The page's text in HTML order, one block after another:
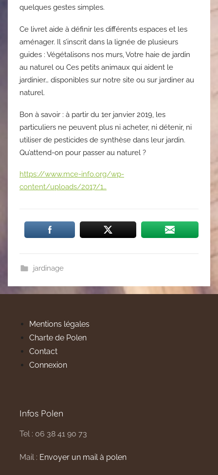
quelques gestes simples.
Ce livret aide à définir les différents espaces et les
aménager. Il s’inscrit dans la lignée de plusieurs
guides : Végétalisons nos murs, Votre haie de jardin
au naturel ou Ces petits animaux qui aident le
jardinier… disponibles sur notre site ou sur jardiner au
naturel.
Bon à savoir : à partir du 1er janvier 2019, les
particuliers ne peuvent plus ni acheter, ni détenir, ni
utiliser de pesticides de synthèse dans leur jardin.
Qu’attend-on pour passer au naturel ?
https://www.mce-info.org/wp-
content/uploads/2017/1…
jardinage
Mentions légales
Charte de Polen
Contact
Connexion
Infos Polen
Tel : 06 38 41 90 73
Mail : Envoyer un mail à polen